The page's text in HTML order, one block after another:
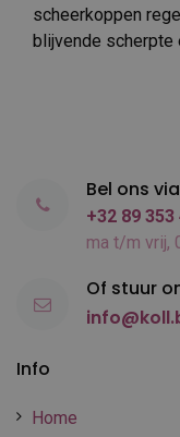
scheerkoppen
blijvende scherpte
Info
Home
Bel ons via
+32 89 353
ma t/m vrij,
Of stuur